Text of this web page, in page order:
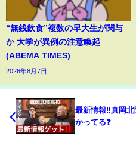
“無銭飲食”複数の早大生が関与
か 大学が異例の注意喚起
(ABEMA TIMES)
2026年8月7日
最新情報‼️真岡
かってる❓